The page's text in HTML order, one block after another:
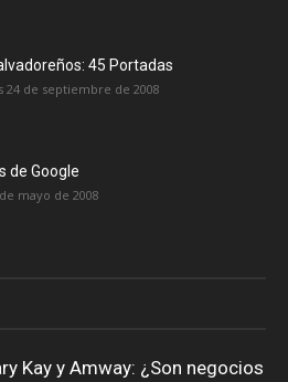
45 Portadas
24 de septiembre de 2008
de Google
mayo de 2008
Kay y Amway: ¿Son negocios